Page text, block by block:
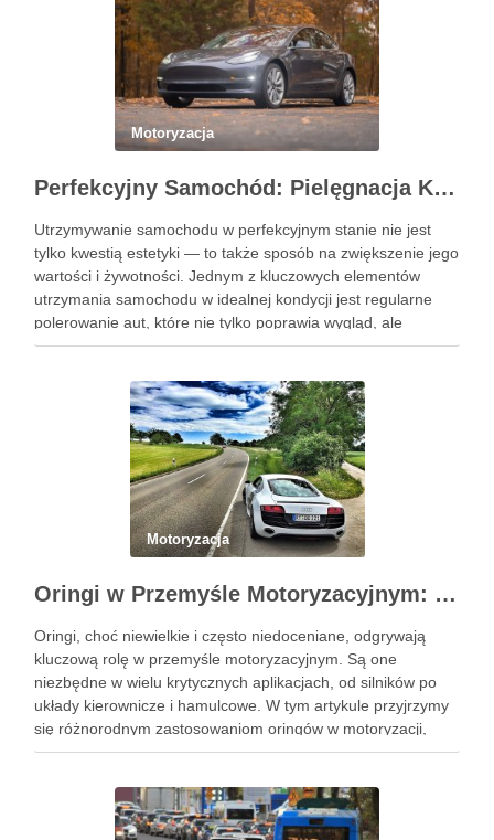
Motoryzacja
Perfekcyjny Samochód: Pielęgnacja Krok po Kroku
Utrzymywanie samochodu w perfekcyjnym stanie nie jest
tylko kwestią estetyki — to także sposób na zwiększenie jego
wartości i żywotności. Jednym z kluczowych elementów
utrzymania samochodu w idealnej kondycji jest regularne
polerowanie aut, które nie tylko poprawia wygląd, ale
również chroni lakier. Poniżej znajdziesz kompleksowy
Motoryzacja
Oringi w Przemyśle Motoryzacyjnym: Kluczowe Zastosowania i Specyficzne Wymagania
Oringi, choć niewielkie i często niedoceniane, odgrywają
kluczową rolę w przemyśle motoryzacyjnym. Są one
niezbędne w wielu krytycznych aplikacjach, od silników po
układy kierownicze i hamulcowe. W tym artykule przyjrzymy
się różnorodnym zastosowaniom oringów w motoryzacji,
analizując ich kluczowe role i specyficzne wymagania.